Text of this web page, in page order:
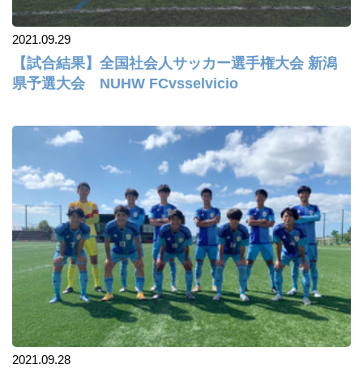
2021.09.29
【試合結果】全国社会人サッカー選手権大会 新潟
県予選大会 NUHW FCvsselvicio
2021.09.28